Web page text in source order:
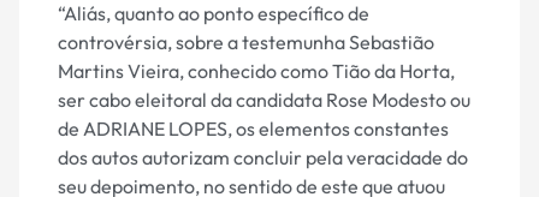
“Aliás, quanto ao ponto específico de
controvérsia, sobre a testemunha Sebastião
Martins Vieira, conhecido como Tião da Horta,
ser cabo eleitoral da candidata Rose Modesto ou
de ADRIANE LOPES, os elementos constantes
dos autos autorizam concluir pela veracidade do
seu depoimento, no sentido de este que atuou